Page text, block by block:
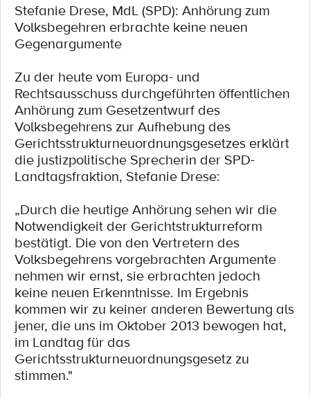
Stefanie Drese, MdL (SPD): Anhörung zum
Volksbegehren erbrachte keine neuen
Gegenargumente
Zu der heute vom Europa- und
Rechtsausschuss durchgeführten öffentlichen
Anhörung zum Gesetzentwurf des
Volksbegehrens zur Aufhebung des
Gerichtsstrukturneuordnungsgesetzes erklärt
die justizpolitische Sprecherin der SPD-
Landtagsfraktion, Stefanie Drese:
„Durch die heutige Anhörung sehen wir die
Notwendigkeit der Gerichtstrukturreform
bestätigt. Die von den Vertretern des
Volksbegehrens vorgebrachten Argumente
nehmen wir ernst, sie erbrachten jedoch
keine neuen Erkenntnisse. Im Ergebnis
kommen wir zu keiner anderen Bewertung als
jener, die uns im Oktober 2013 bewogen hat,
im Landtag für das
Gerichtsstrukturneuordnungsgesetz zu
stimmen."